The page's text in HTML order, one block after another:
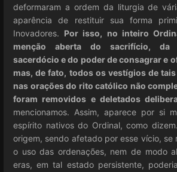
deformaram a ordem da liturgia de
aparência de restituir sua forma
Inovadores. Por isso, no inteiro
menção aberta do sacrifício, da
sacerdócio e do poder de consagrar e
mas, de fato, todos os vestígios de
nas orações do rito católico não
foram removidos e deletados
mencionamos. Assim, aparece por si
espírito nativos do Ordinal, como
origem, sendo afetado por esse vício, se
o uso das ordenações, nem de modo
eras, em tal estado persistente,